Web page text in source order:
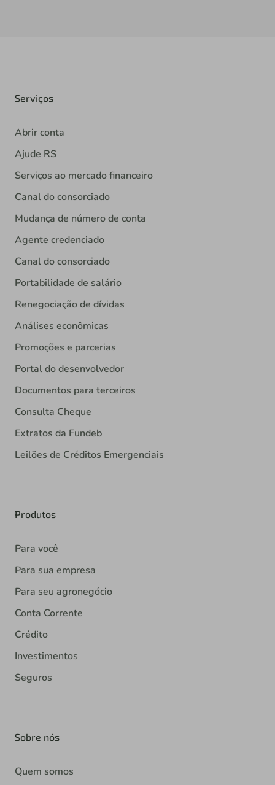
Serviços
Abrir conta
Ajude RS
Serviços ao mercado financeiro
Canal do consorciado
Mudança de número de conta
Agente credenciado
Canal do consorciado
Portabilidade de salário
Renegociação de dívidas
Análises econômicas
Promoções e parcerias
Portal do desenvolvedor
Documentos para terceiros
Consulta Cheque
Extratos da Fundeb
Leilões de Créditos Emergenciais
Produtos
Para você
Para sua empresa
Para seu agronegócio
Conta Corrente
Crédito
Investimentos
Seguros
Sobre nós
Quem somos